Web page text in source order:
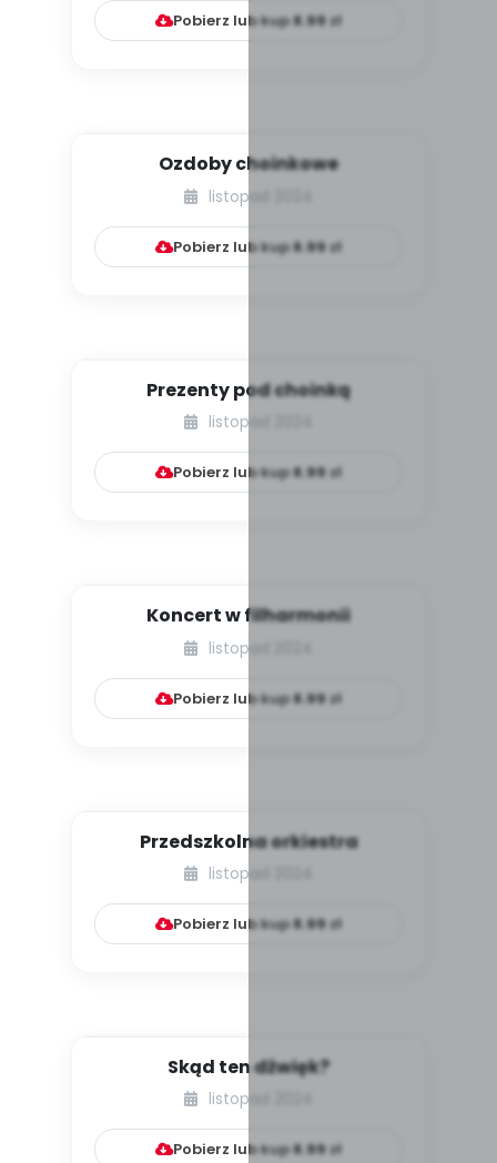
Pobierz lub kup8.99 zł
Ozdoby choinkowe
listopad 2024
Pobierz lub kup8.99zł
Prezenty pod choinką
listopad 2024
Pobierz lub kup8.99 zł
Koncert w filharmonii
listopad 2024
Pobierz lub kup8.99zł
Przedszkolna orkiestra
listopad 2024
Pobierz lub kup8.99zł
Skąd ten dźwięk?
listopad 2024
Pobierz lub kup8.99 zł